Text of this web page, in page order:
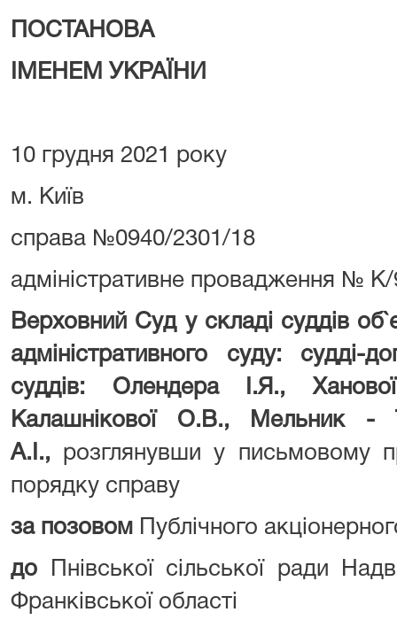
ПОСТАНОВА
ІМЕНЕМ УКРАЇНИ
10 грудня 2021 року
м. Київ
справа №0940/2301/18
адміністративне провадження №
Верховний Суд у складі суддів
адміністративного суду: судді-
суддів: Олендера І.Я.,
Калашнікової О.В., Мельник
А.І., розглянувши у письмовому
порядку справу
за позовом Публічного
до Пнівської сільської ради
Франківської області